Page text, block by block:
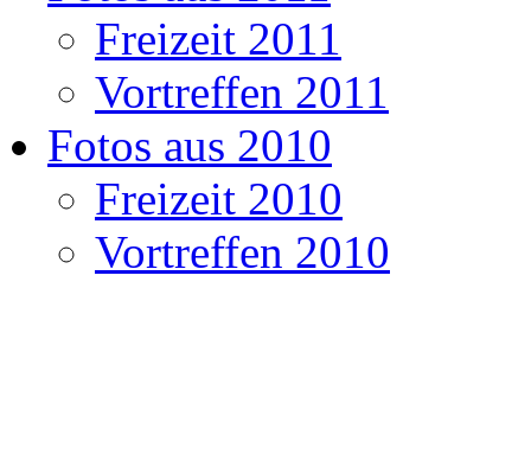
Freizeit 2011
Vortreffen 2011
Fotos aus 2010
Freizeit 2010
Vortreffen 2010